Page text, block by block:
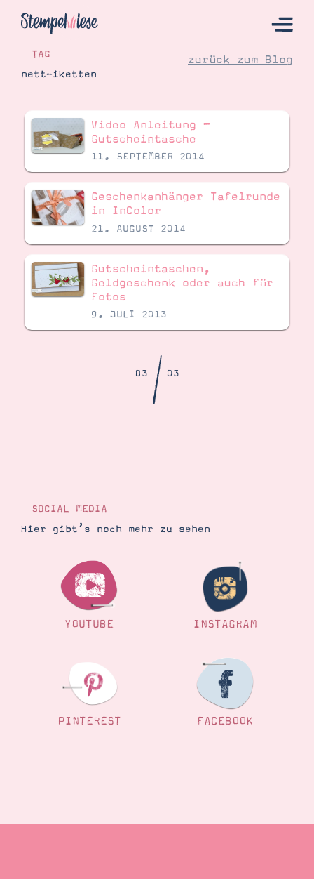
Hier Starten
Katalog
Bestellen
Demonstrator werden
Tipps & Tricks
Ordnungstipps
TAG
nett-iketten
zurück zum Blog
Video Anleitung –
Gutscheintasche
11. SEPTEMBER 2014
Geschenkanhänger Tafelrunde
in InColor
21. AUGUST 2014
Gutscheintaschen,
Geldgeschenk oder auch für
Fotos
9. JULI 2013
03/03
SOCIAL MEDIA
Hier gibt’s noch mehr zu sehen
YOUTUBE INSTAGRAM
PINTEREST FACEBOOK